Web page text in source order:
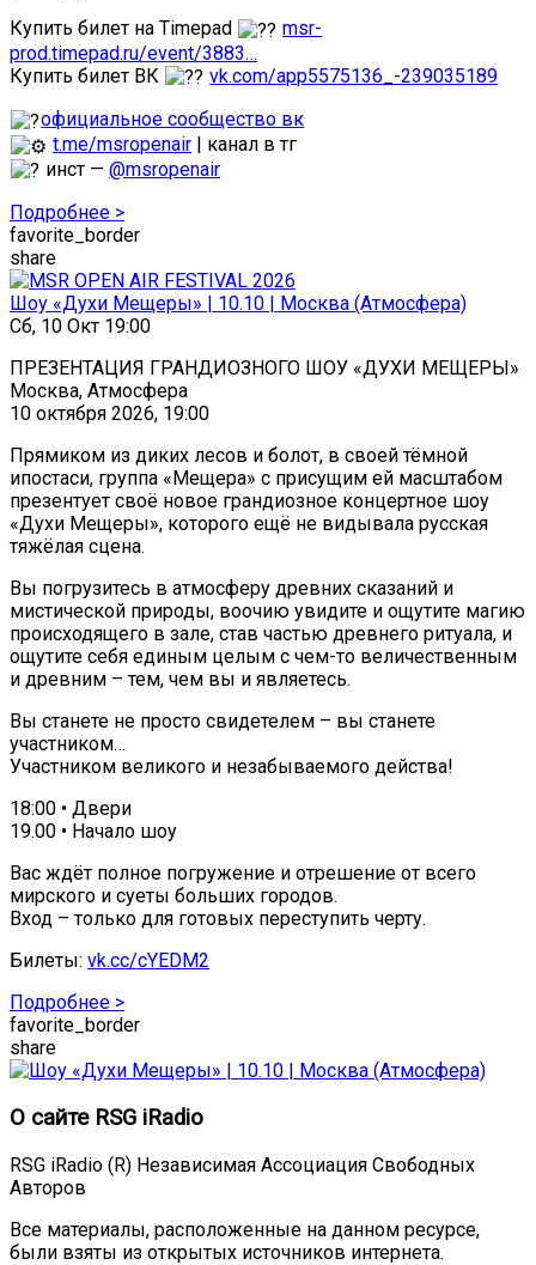
Купить билет на Timepad
msr-
prod.timepad.ru/event/3883…
Купить билет ВК
vk.com/app5575136_-239035189
официальное сообщество вк
t.me/msropenair | канал в тг
инст —@msropenair
Подробнее >
favorite_border
share
Шоу «Духи Мещеры» | 10.10 | Москва (Атмосфера)
Сб, 10 Окт 19:00
ПРЕЗЕНТАЦИЯ ГРАНДИОЗНОГО ШОУ «ДУХИ МЕЩЕРЫ»
Москва, Атмосфера
10 октября 2026, 19:00
Прямиком из диких лесов и болот, в своей тёмной
ипостаси, группа «Мещера» с присущим ей масштабом
презентует своё новое грандиозное концертное шоу
«Духи Мещеры», которого ещё не видывала русская
тяжёлая сцена.
Вы погрузитесь в атмосферу древних сказаний и
мистической природы, воочию увидите и ощутите магию
происходящего в зале, став частью древнего ритуала, и
ощутите себя единым целым с чем-то величественным
и древним – тем, чем вы и являетесь.
Вы станете не просто свидетелем – вы станете
участником…
Участником великого и незабываемого действа!
18:00 • Двери
19.00 • Начало шоу
Вас ждёт полное погружение и отрешение от всего
мирского и суеты больших городов.
Вход – только для готовых переступить черту.
Билеты: vk.cc/cYEDM2
Подробнее >
favorite_border
share
О сайте RSG iRadio
RSG iRadio (R) Независимая Ассоциация Свободных
Авторов
Все материалы, расположенные на данном ресурсе,
были взяты из открытых источников интернета.